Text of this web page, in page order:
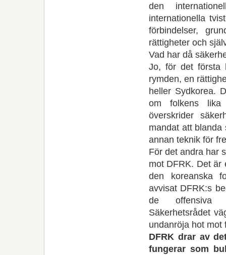
den
internationella
förbindelser,
rättigheter och
Vad har då
Jo, för det första
rymden, en
heller Sydkorea.
om folkens lika
överskrider
mandat att
annan teknik för
För det andra har
mot DFRK. Det är
den koreanska
avvisat DFRK:s
de offensiva
Säkerhetsrådet
undanröja hot mot
DFRK drar av
fungerar som